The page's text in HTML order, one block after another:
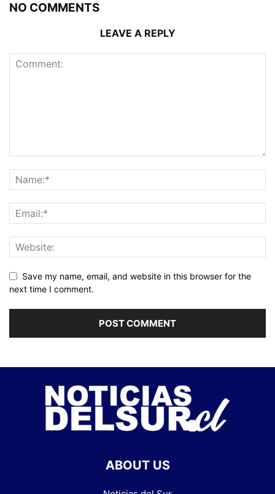
NO COMMENTS
LEAVE A REPLY
Save my name, email, and website in this browser for the
next time I comment.
ABOUT US